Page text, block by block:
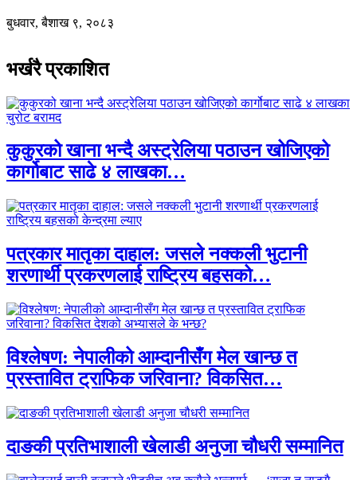
बुधवार, बैशाख ९, २०८३
भर्खरै प्रकाशित
कुकुरको खाना भन्दै अस्ट्रेलिया पठाउन खोजिएको
कार्गोबाट साढे ४ लाखका…
पत्रकार मातृका दाहाल: जसले नक्कली भुटानी
शरणार्थी प्रकरणलाई राष्ट्रिय बहसको…
विश्लेषण: नेपालीको आम्दानीसँग मेल खान्छ त
प्रस्तावित ट्राफिक जरिवाना? विकसित…
दाङकी प्रतिभाशाली खेलाडी अनुजा चौधरी सम्मानित